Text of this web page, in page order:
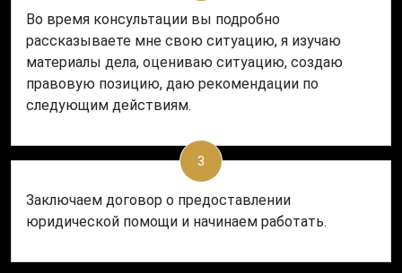
Во время консультации вы подробно
рассказываете мне свою ситуацию, я изучаю
материалы дела, оцениваю ситуацию, создаю
правовую позицию, даю рекомендации по
следующим действиям.
3
Заключаем договор о предоставлении
юридической помощи и начинаем работать.